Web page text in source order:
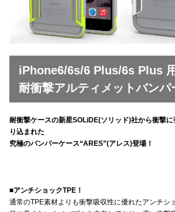
iPhone6/6s/6 Plus/6s Plus
耐衝撃アルティメットバンパ
耐衝撃ケースの新星SOLiDE(ソリッド)社から衝撃
り込まれた
究極のバンパーケース“ARES”(アレス)登場！
■アンチショックTPE！
通常のTPE素材よりも衝撃吸収性に優れたアンチシ